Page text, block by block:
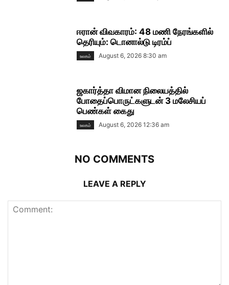
ஈரான் விவகாரம்: 48 மணி நேரங்களில்
தெரியும்: டொனால்டு டிரம்ப்
உலகம் August 6, 2026 8:30 am
ஜகார்த்தா விமான நிலையத்தில்
போதைப்பொருட்களுடன் 3 மலேசியப்
பெண்கள் கைது
உலகம் August 6, 2026 12:36 am
NO COMMENTS
LEAVE A REPLY